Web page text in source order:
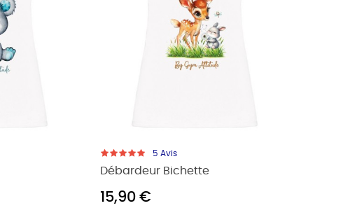
5 Avis
Débardeur Bichette
15,90 €